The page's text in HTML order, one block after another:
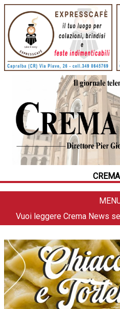
LA
DAL
LA
Vuoi leggere Crema News